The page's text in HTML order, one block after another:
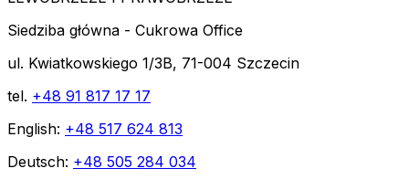
Siedziba główna - Cukrowa Office
ul. Kwiatkowskiego 1/3B, 71-004 Szczecin
tel. +48 91 817 17 17
English: +48 517 624 813
Deutsch: +48 505 284 034